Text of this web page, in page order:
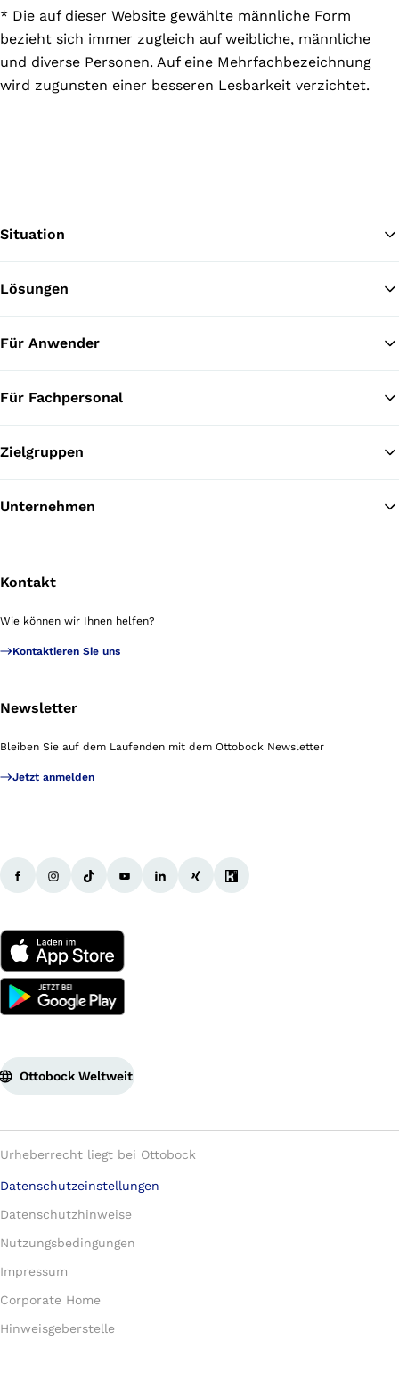
* Die auf dieser Website gewählte männliche Form
bezieht sich immer zugleich auf weibliche, männliche
und diverse Personen. Auf eine Mehrfachbezeichnung
wird zugunsten einer besseren Lesbarkeit verzichtet.
Situation
Lösungen
Für Anwender
Für Fachpersonal
Zielgruppen
Unternehmen
Kontakt
Wie können wir Ihnen helfen?
Kontaktieren Sie uns
Newsletter
Bleiben Sie auf dem Laufenden mit dem Ottobock Newsletter
Jetzt anmelden
Ottobock Weltweit
Urheberrecht liegt bei Ottobock
Datenschutzeinstellungen
Datenschutzhinweise
Nutzungsbedingungen
Impressum
Corporate Home
Hinweisgeberstelle